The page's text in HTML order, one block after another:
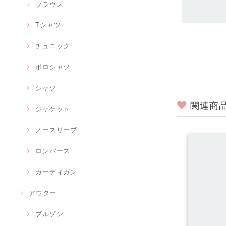
ブラウス
Tシャツ
チュニック
ポロシャツ
シャツ
ジャケット
ノースリーブ
ロンパース
カーディガン
アウター
ブルゾン
関連商